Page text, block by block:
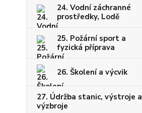
24. Vodní záchranné
prostředky, Lodě
25. Požární sport a
fyzická příprava
26. Školení a výcvik
27. Údržba stanic, výstroje a
výzbroje